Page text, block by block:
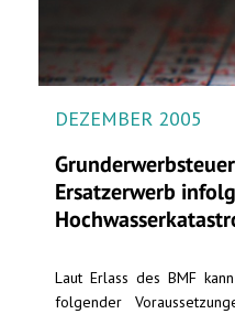
DEZEMBER 2005
Ersatzerwerb
Laut Erlass des BMF
folgender